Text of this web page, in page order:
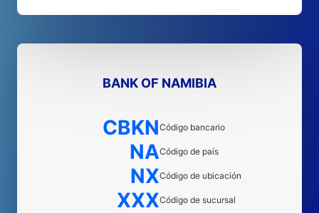
BANK OF NAMIBIA
CBKNCódigo bancario
NACódigo de país
NXCódigo de ubicación
XXXCódigo de sucursal